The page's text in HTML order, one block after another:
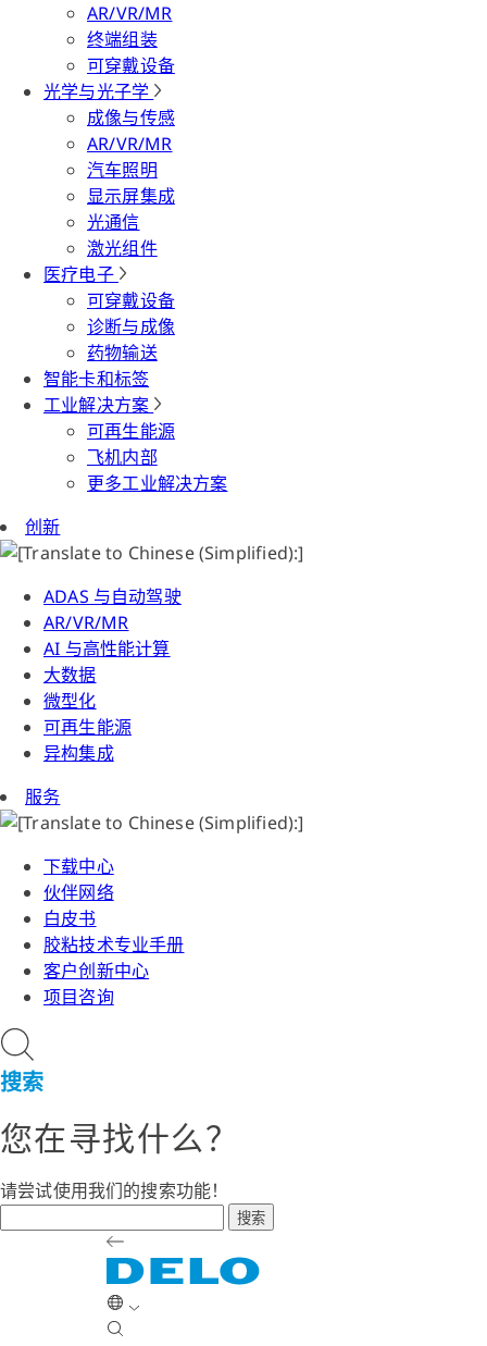
AR/VR/MR
终端组装
可穿戴设备
光学与光子学
成像与传感
AR/VR/MR
汽车照明
显示屏集成
光通信
激光组件
医疗电子
可穿戴设备
诊断与成像
药物输送
智能卡和标签
工业解决方案
可再生能源
飞机内部
更多工业解决方案
创新
ADAS 与自动驾驶
AR/VR/MR
AI 与高性能计算
大数据
微型化
可再生能源
异构集成
服务
下载中心
伙伴网络
白皮书
胶粘技术专业手册
客户创新中心
项目咨询
搜索
您在寻找什么？
请尝试使用我们的搜索功能！
搜索